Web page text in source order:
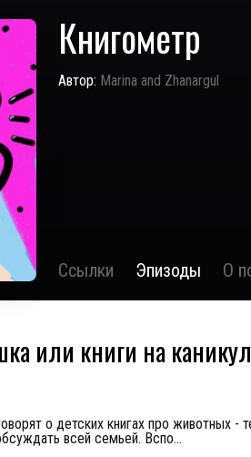
Книгометр
Автор: Marina and Zhanargul
Ссылки Эпизоды О
или книги на
о детских книгах про животных -
всей семьей. Вспо...